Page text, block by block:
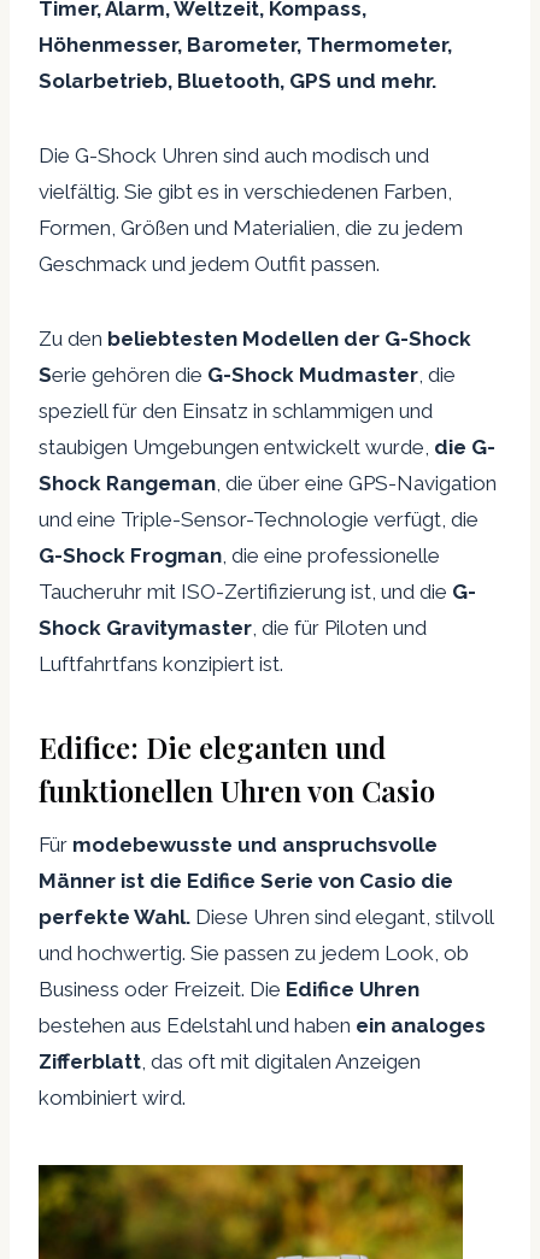
Timer, Alarm, Weltzeit, Kompass,
Höhenmesser, Barometer, Thermometer,
Solarbetrieb, Bluetooth, GPS und mehr.
Die G-Shock Uhren sind auch modisch und
vielfältig. Sie gibt es in verschiedenen Farben,
Formen, Größen und Materialien, die zu jedem
Geschmack und jedem Outfit passen.
Zu den beliebtesten Modellen der G-Shock
Serie gehören die G-Shock Mudmaster, die
speziell für den Einsatz in schlammigen und
staubigen Umgebungen entwickelt wurde, die G-
Shock Rangeman, die über eine GPS-Navigation
und eine Triple-Sensor-Technologie verfügt, die
G-Shock Frogman, die eine professionelle
Taucheruhr mit ISO-Zertifizierung ist, und die G-
Shock Gravitymaster, die für Piloten und
Luftfahrtfans konzipiert ist.
Edifice: Die eleganten und
funktionellen Uhren von Casio
Für modebewusste und anspruchsvolle
Männer ist die Edifice Serie von Casio die
perfekte Wahl. Diese Uhren sind elegant, stilvoll
und hochwertig. Sie passen zu jedem Look, ob
Business oder Freizeit. Die Edifice Uhren
bestehen aus Edelstahl und haben ein analoges
Zifferblatt, das oft mit digitalen Anzeigen
kombiniert wird.